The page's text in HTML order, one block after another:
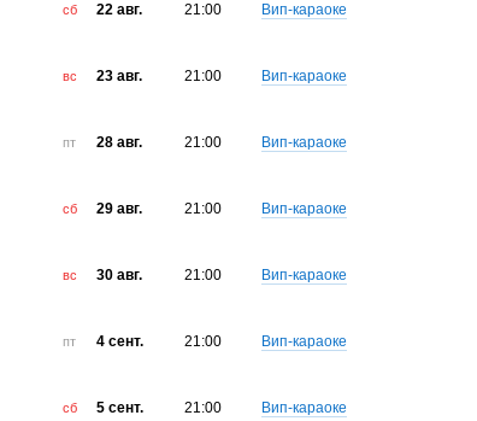
сб 22 авг. 21:00 Вип-караоке
вс 23 авг. 21:00 Вип-караоке
пт 28 авг. 21:00 Вип-караоке
сб 29 авг. 21:00 Вип-караоке
вс 30 авг. 21:00 Вип-караоке
пт 4 сент. 21:00 Вип-караоке
сб 5 сент. 21:00 Вип-караоке